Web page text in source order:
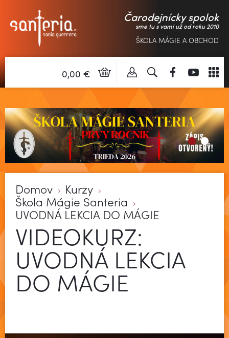
Čarodejnícky spolok
sme tu s vami už od roku 2010
ŠKOLA MÁGIE A OBCHOD
0,00 €
Domov Kurzy
Škola Mágie Santeria
UVODNÁ LEKCIA DO MÁGIE
VIDEOKURZ:
UVODNÁ LEKCIA
DO MÁGIE